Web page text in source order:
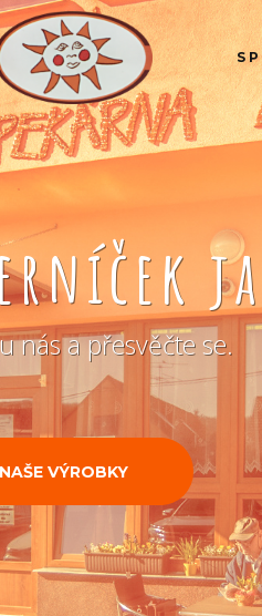
nás a přesvěčte se.
NAŠE VÝROBKY